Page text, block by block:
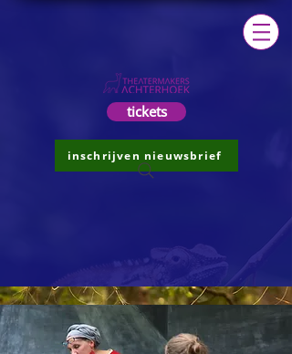
tickets
inschrijven nieuwsbrief